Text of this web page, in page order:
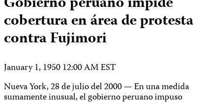
cobertura en área de protesta
contra Fujimori
January 1, 1950 12:00 AM EST
Nueva York, 28 de julio del 2000 — En una medida
sumamente inusual, el gobierno peruano impuso